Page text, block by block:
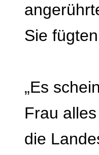
Sie
„Es
Frau
die